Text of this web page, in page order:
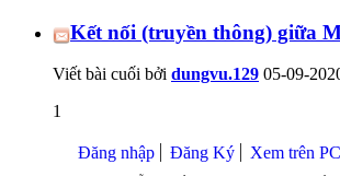
Kết nối (truyền thông) giữa
Viết bài cuối bởi dungvu.129 05-09-
1
Đăng nhập Đăng Ký Xem trên PC